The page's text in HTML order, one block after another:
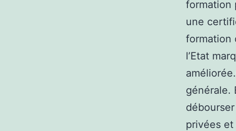
formation
une
formation
l’Etat
générale.
privées et